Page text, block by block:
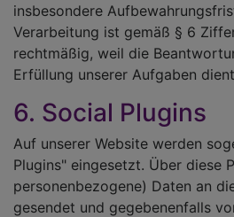
insbesondere
Verarbeitung ist gemäß § 6
rechtmäßig, weil die
Erfüllung unserer Aufgaben
6. Social Plugins
Auf unserer Website werden
Plugins" eingesetzt. Über diese
personenbezogene) Daten an
gesendet und gegebenenfalls